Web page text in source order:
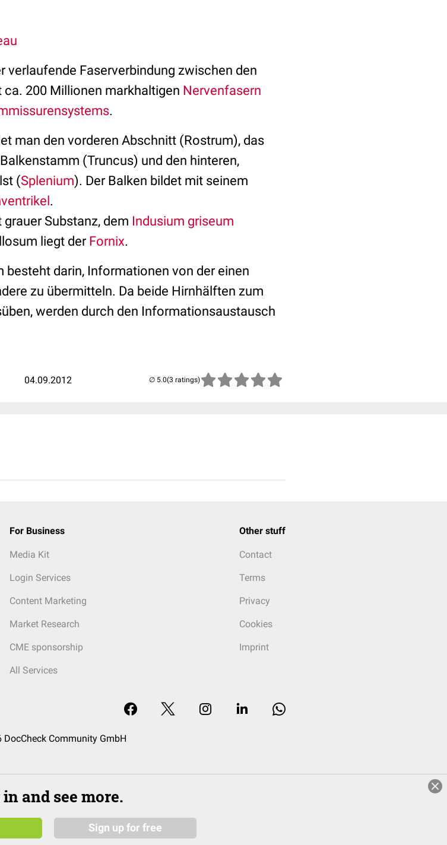
verlaufende Faserverbindung zwischen den
ca. 200 Millionen markhaltigen Nervenfasern
.
man den vorderen Abschnitt (Rostrum), das
(Truncus) und den hinteren,
(Splenium). Der Balken bildet mit seinem
.
Substanz, dem Indusium griseum
liegt der Fornix.
besteht darin, Informationen von der einen
zu übermitteln. Da beide Hirnhälften zum
werden durch den Informationsaustausch
04.09.2012 (3 ratings)
For Business
Media Kit
Login Services
Content Marketing
Market Research
CME sponsorship
All Services
Other stuff
Contact
Terms
Privacy
Cookies
Imprint
Community GmbH
and see more.
Sign up for free